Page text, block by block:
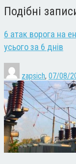
Подібні
6 атак ворога на
усього за 6 днів
zapsich, 07/08/